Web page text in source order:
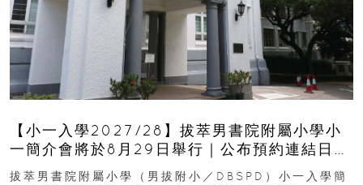
【小一入學2027/28】拔萃男書院附屬小學小
一簡介會將於8月29日舉行｜公布預約連結日期
｜更設有網上重溫
拔萃男書院附屬小學（男拔附小／DBSPD）小一入學簡